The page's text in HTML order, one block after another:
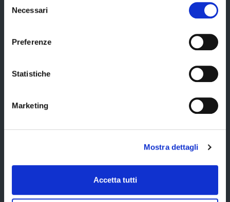
delNecessari
Preferenze
Statistiche
Marketing
Mostra dettagli
Accetta tutti
Archivio e Biblioteca
Ufficio Associato del Contenzioso tributario e della consulenza fiscale
Cerca persone
La Provincia informa